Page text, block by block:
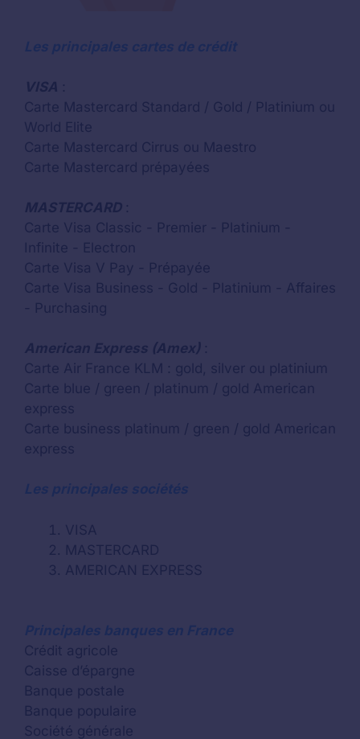
Les principales cartes de crédit
VISA :
Carte Mastercard Standard / Gold / Platinium ou
World Elite
Carte Mastercard Cirrus ou Maestro
Carte Mastercard prépayées
MASTERCARD:
Carte Visa Classic - Premier - Platinium -
Infinite - Electron
Carte Visa V Pay - Prépayée
Carte Visa Business - Gold - Platinium - Affaires
- Purchasing
American Express (Amex) :
Carte Air France KLM : gold, silver ou platinium
Carte blue / green / platinum / gold American
express
Carte business platinum / green / gold American
express
Les principales sociétés
VISA
MASTERCARD
AMERICAN EXPRESS
Principales banques en France
Crédit agricole
Caisse d’épargne
Banque postale
Banque populaire
Société générale